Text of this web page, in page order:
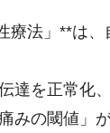
療法」**は
達を正常化
みの閾値」